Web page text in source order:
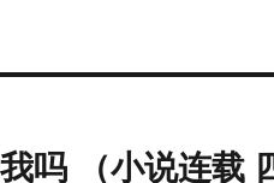
吗 （小说连载